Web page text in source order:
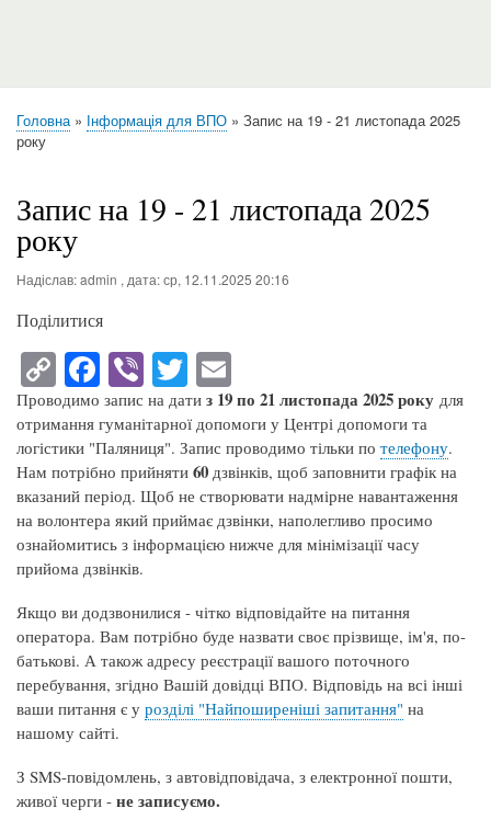
Рядок
Головна Інформація для ВПО
Запис на 19 - 21 листопада 2025
року
Запис на 19 - 21 листопада 2025
року
Надіслав:admin , дата:ср, 12.11.2025 20:16
Поділитися
C
op
y
Li
nk
Fa
ce
bo
ok
Vi
be
r
T
wi
tte
r
m
ail
Проводимо запис на дати з 19 по 21 листопада 2025 року для
отримання гуманітарної допомоги у Центрі допомоги та
логістики "Паляниця". Запис проводимо тільки по телефону.
Нам потрібно прийняти 60 дзвінків, щоб заповнити графік на
вказаний період. Щоб не створювати надмірне навантаження
на волонтера який приймає дзвінки, наполегливо просимо
ознайомитись з інформацією нижче для мінімізації часу
прийома дзвінків.
Якщо ви додзвонилися - чітко відповідайте на питання
оператора. Вам потрібно буде назвати своє прізвище, ім'я, по-
батькові. А також адресу реєстрації вашого поточного
перебування, згідно Вашій довідці ВПО. Відповідь на всі інші
ваши питання є у розділі "Найпоширеніші запитання" на
нашому сайті.
З SMS-повідомлень, з автовідповідача, з електронної пошти,
живої черги - не записуємо.